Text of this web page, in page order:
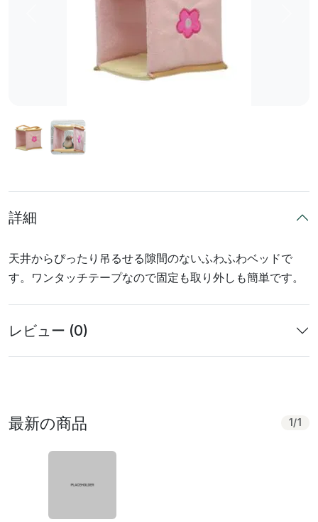
詳細
天井からぴったり吊るせる隙間のないふわふわベッドで
す。ワンタッチテープなので固定も取り外しも簡単です。
レビュー (0)
最新の商品 1 /1